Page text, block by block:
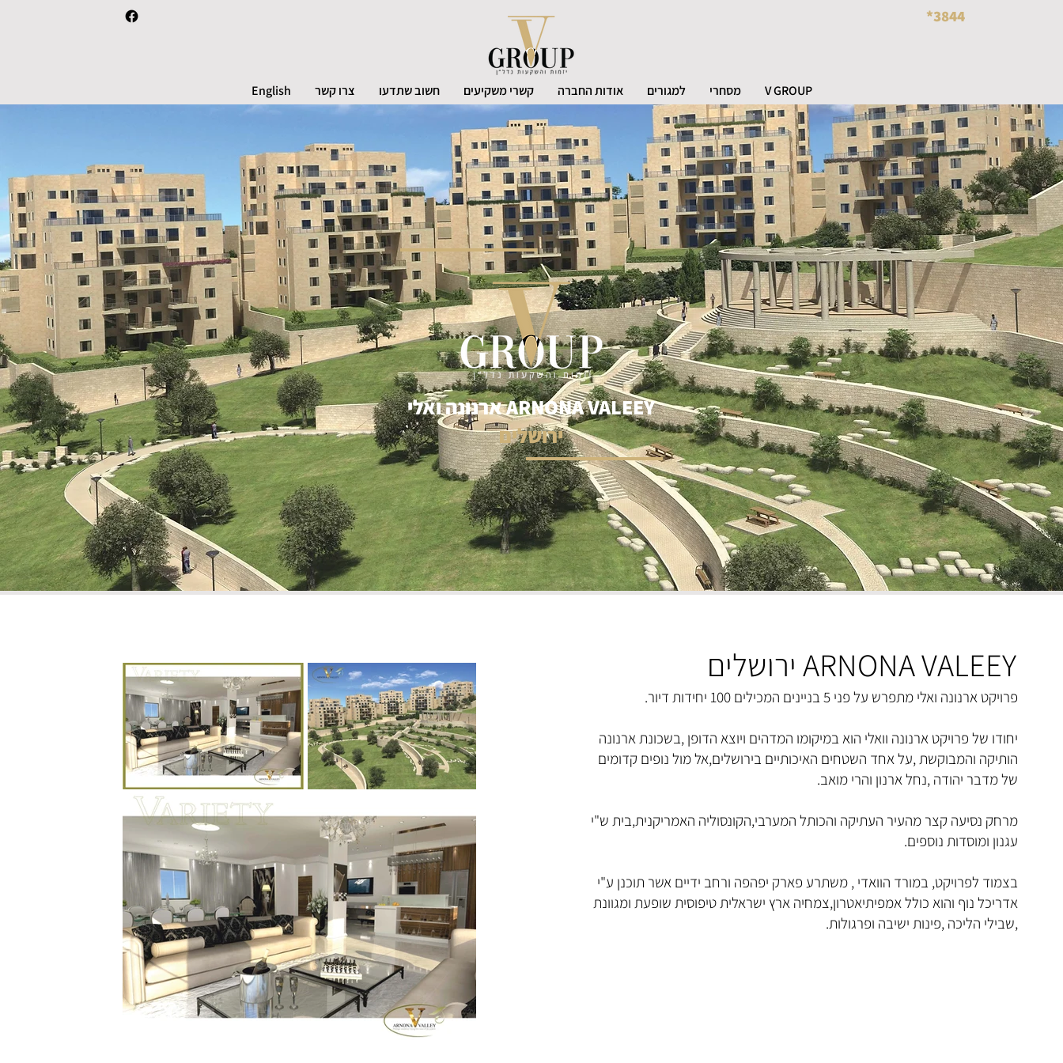
V GROUP מסחרי למגורים אודות החברה קשרי משקיעים חשוב שתדעו צרו קשר English
*3844
ARNONA VALEEY ארנונה ואלי
ירושלים
ARNONA VALEEY ירושלים
פרויקט ארנונה ואלי מתפרש על פני 5 בניינים המכילים 100 יחידות דיור.
יחודו של פרויקט ארנונה וואלי הוא במיקומו המדהים ויוצא הדופן ,בשכונת ארנונה
הותיקה והמבוקשת ,על אחד השטחים האיכותיים בירושלים,אל מול נופים קדומים
של מדבר יהודה ,נחל ארנון והרי מואב.
מרחק נסיעה קצר מהעיר העתיקה והכותל המערבי,הקונסוליה האמריקנית,בית ש"י
עגנון ומוסדות נוספים.
בצמוד לפרויקט, במורד הוואדי , משתרע פארק יפהפה ורחב ידיים אשר תוכנן ע"י
אדריכל נוף והוא כולל אמפיתיאטרון,צמחיה ארץ ישראלית טיפוסית שופעת ומגוונת
,שבילי הליכה ,פינות ישיבה ופרגולות.